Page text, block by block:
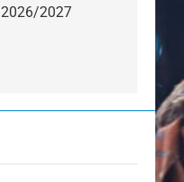
2026/2027